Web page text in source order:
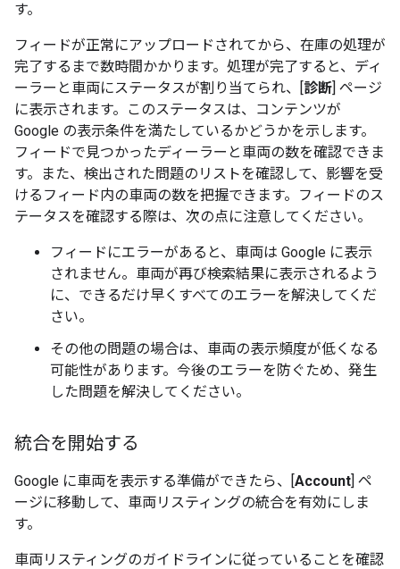
す。
フィードが正常にアップロードされてから、在庫の処理が
完了するまで数時間かかります。処理が完了すると、ディ
ーラーと車両にステータスが割り当てられ、[診断] ページ
に表示されます。このステータスは、コンテンツが
Google の表示条件を満たしているかどうかを示します。
フィードで見つかったディーラーと車両の数を確認できま
す。また、検出された問題のリストを確認して、影響を受
けるフィード内の車両の数を把握できます。フィードのス
テータスを確認する際は、次の点に注意してください。
フィードにエラーがあると、車両は Google に表示
されません。車両が再び検索結果に表示されるよう
に、できるだけ早くすべてのエラーを解決してくだ
さい。
その他の問題の場合は、車両の表示頻度が低くなる
可能性があります。今後のエラーを防ぐため、発生
した問題を解決してください。
統合を開始する
Google に車両を表示する準備ができたら、[Account] ペ
ージに移動して、車両リスティングの統合を有効にしま
す。
車両リスティングのガイドラインに従っていることを確認